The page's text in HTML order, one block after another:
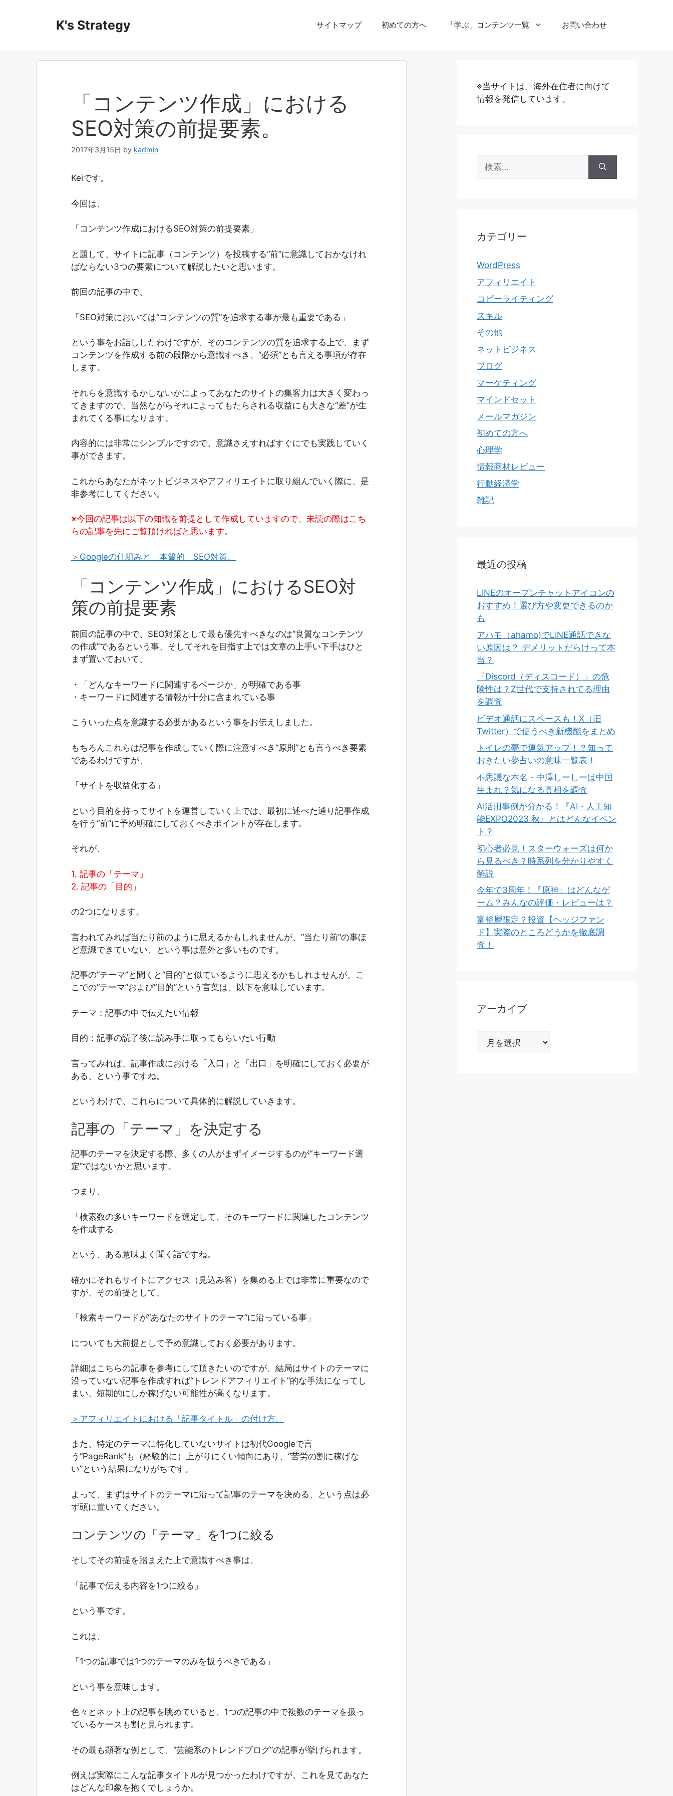
K's Strategy サイトマップ 初めての方へ 「学ぶ」コンテンツ一覧 お問い合わせ
「コンテンツ作成」における
SEO対策の前提要素。
2017年3月15日 by kadmin
Keiです。
今回は、
「コンテンツ作成におけるSEO対策の前提要素」
と題して、サイトに記事（コンテンツ）を投稿する“前”に意識しておかなけれ
ばならない3つの要素について解説したいと思います。
前回の記事の中で、
「SEO対策においては“コンテンツの質”を追求する事が最も重要である」
という事をお話ししたわけですが、そのコンテンツの質を追求する上で、まず
コンテンツを作成する前の段階から意識すべき、“必須”とも言える事項が存在
します。
それらを意識するかしないかによってあなたのサイトの集客力は大きく変わっ
てきますので、当然ながらそれによってもたらされる収益にも大きな“差”が生
まれてくる事になります。
内容的には非常にシンプルですので、意識さえすればすぐにでも実践していく
事ができます。
これからあなたがネットビジネスやアフィリエイトに取り組んでいく際に、是
非参考にしてください。
※今回の記事は以下の知識を前提として作成していますので、未読の際はこち
らの記事を先にご覧頂ければと思います。
＞Googleの仕組みと「本質的」SEO対策。
「コンテンツ作成」におけるSEO対
策の前提要素
前回の記事の中で、SEO対策として最も優先すべきなのは“良質なコンテンツ
の作成”であるという事、そしてそれを目指す上では文章の上手い下手はひと
まず置いておいて、
・「どんなキーワードに関連するページか」が明確である事
・キーワードに関連する情報が十分に含まれている事
こういった点を意識する必要があるという事をお伝えしました。
もちろんこれらは記事を作成していく際に注意すべき“原則”とも言うべき要素
であるわけですが、
「サイトを収益化する」
という目的を持ってサイトを運営していく上では、最初に述べた通り記事作成
を行う“前”に予め明確にしておくべきポイントが存在します。
それが、
1. 記事の「テーマ」
2. 記事の「目的」
の2つになります。
言われてみれば当たり前のように思えるかもしれませんが、“当たり前”の事ほ
ど意識できていない、という事は意外と多いものです。
記事の“テーマ”と聞くと“目的”と似ているように思えるかもしれませんが、こ
こでの“テーマ”および“目的”という言葉は、以下を意味しています。
テーマ： 記事の中で伝えたい情報
目的： 記事の読了後に読み手に取ってもらいたい行動
言ってみれば、記事作成における「入口」と「出口」を明確にしておく必要が
ある、という事ですね。
というわけで、これらについて具体的に解説していきます。
記事の「テーマ」を決定する
記事のテーマを決定する際、多くの人がまずイメージするのが“キーワード選
定”ではないかと思います。
つまり、
「検索数の多いキーワードを選定して、そのキーワードに関連したコンテンツ
を作成する」
という、ある意味よく聞く話ですね。
確かにそれもサイトにアクセス（見込み客）を集める上では非常に重要なので
すが、その前提として、
「検索キーワードが“あなたのサイトのテーマ”に沿っている事」
についても大前提として予め意識しておく必要があります。
詳細はこちらの記事を参考にして頂きたいのですが、結局はサイトのテーマに
沿っていない記事を作成すれば“トレンドアフィリエイト”的な手法になってし
まい、短期的にしか稼げない可能性が高くなります。
＞アフィリエイトにおける「記事タイトル」の付け方。
また、特定のテーマに特化していないサイトは初代Googleで言
う“PageRank”も（経験的に）上がりにくい傾向にあり、“苦労の割に稼げな
い”という結果になりがちです。
よって、まずはサイトのテーマに沿って記事のテーマを決める、という点は必
ず頭に置いてください。
コンテンツの「テーマ」を1つに絞る
そしてその前提を踏まえた上で意識すべき事は、
「記事で伝える内容を1つに絞る」
という事です。
これは、
「1つの記事では1つのテーマのみを扱うべきである」
という事を意味します。
色々とネット上の記事を眺めていると、1つの記事の中で複数のテーマを扱っ
ているケースも割と見られます。
その最も顕著な例として、“芸能系のトレンドブログ”の記事が挙げられます。
例えば実際にこんな記事タイトルが見つかったわけですが、これを見てあなた
はどんな印象を抱くでしょうか。
※当サイトは、海外在住者に向けて
情報を発信しています。
索:
カテゴリー
WordPress
アフィリエイト
コピーライティング
スキル
その他
ネットビジネス
ブログ
マーケティング
マインドセット
メールマガジン
初めての方へ
心理学
情報商材レビュー
行動経済学
雑記
最近の投稿
LINEのオープンチャットアイコンの
おすすめ！選び方や変更できるのか
も
アハモ（ahamo)でLINE通話できな
い原因は？ デメリットだらけって本
当？
『Discord（ディスコード）』の危
険性は？Z世代で支持されてる理由
を調査
ビデオ通話にスペースも！X（旧
Twitter）で使うべき新機能をまとめ
トイレの夢で運気アップ！？知って
おきたい夢占いの意味一覧表！
不思議な本名・中澤しーしーは中国
生まれ？気になる真相を調査
AI活用事例が分かる！『AI・人工知
能EXPO2023 秋』とはどんなイベン
ト？
初心者必見！スターウォーズは何か
ら見るべき？時系列を分かりやすく
解説
今年で3周年！『原神』はどんなゲ
ーム？みんなの評価・レビューは？
富裕層限定？投資【ヘッジファン
ド】実際のところどうかを徹底調
査！
アーカイブ